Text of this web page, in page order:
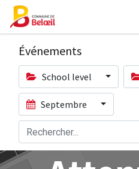
Événements
School level
Septembre